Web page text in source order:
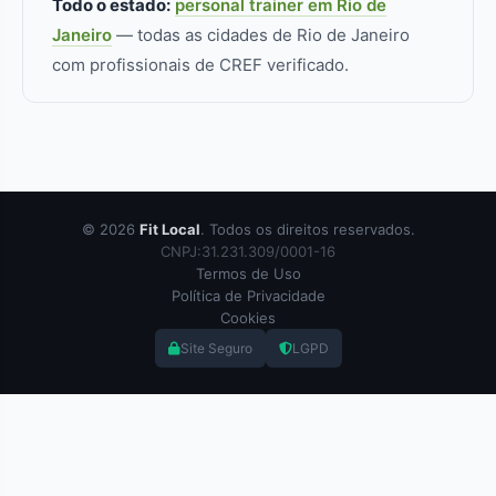
Todo o estado: personal trainer em Rio de
Janeiro — todas as cidades de Rio de Janeiro
com profissionais de CREF verificado.
© 2026 Fit Local. Todos os direitos reservados.
CNPJ:31.231.309/0001-16
Termos de Uso
Política de Privacidade
Cookies
Site Seguro LGPD